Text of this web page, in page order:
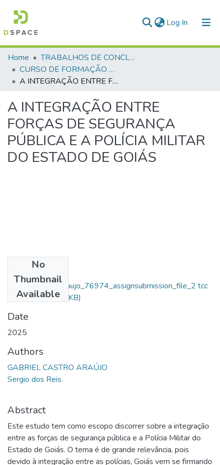
Log In (current)
Communities & Collections
All of DSpace
Home
TRABALHOS DE CONCLUSÃO DE CURSO - CFP (CURSO DE FORMAÇÃO DE PRAÇAS)
CURSO DE FORMAÇÃO DE PRAÇAS - CFP- 2025 - 2ª Turma
A INTEGRAÇÃO ENTRE FORÇAS DE SEGURANÇA PÚBLICA E A POLÍCIA MILITAR DO ESTADO DE GOIÁS
A INTEGRAÇÃO ENTRE
FORÇAS DE SEGURANÇA
PÚBLICA E A POLÍCIA MILITAR
DO ESTADO DE GOIÁS
No
Thumbnail
Available
Gabriel Castro Araujo_76974_assignsubmission_file_2 tcc
PDF.pdf(352.91 KB)
Date
2025
Authors
GABRIEL CASTRO ARAÚJO
Sergio dos Reis.
Abstract
Este estudo tem como escopo discorrer sobre a integração
entre as forças de segurança pública e a Polícia Militar do
Estado de Goiás. O tema é de grande relevância, pois
devido à integração entre as polícias, Goiás vem se firmando